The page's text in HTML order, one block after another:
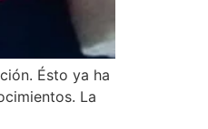
Ésto ya ha
La